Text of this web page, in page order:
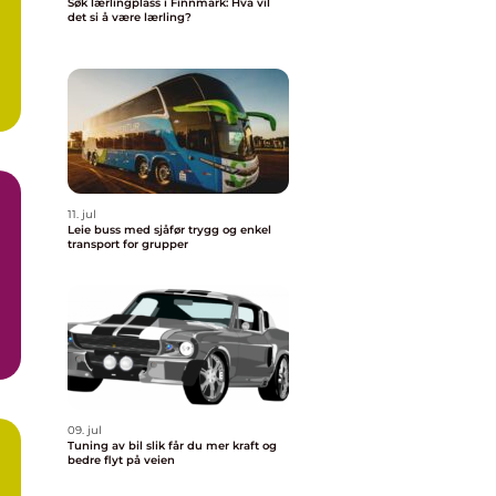
det si å være lærling?
11. jul
Leie buss med sjåfør trygg og enkel
transport for grupper
09. jul
Tuning av bil slik får du mer kraft og
bedre flyt på veien